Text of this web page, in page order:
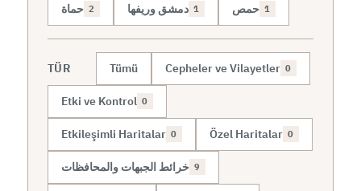
حماة 2 دمشق وريفها 1 حمص 1
TÜR Tümü Cepheler ve Vilayetler 0
Etki ve Kontrol 0
Etkileşimli Haritalar 0 Özel Haritalar 0
خرائط الجبهات والمحافظات 9